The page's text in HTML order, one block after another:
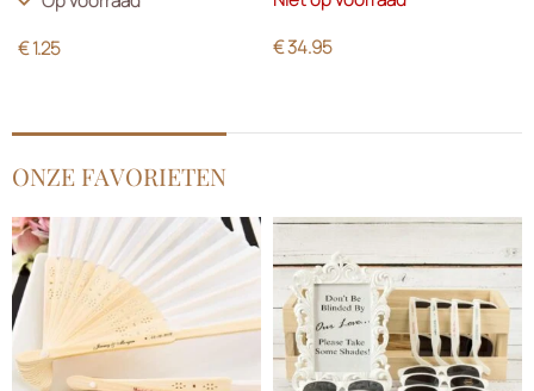
€1.25
€34.95
ONZE FAVORIETEN